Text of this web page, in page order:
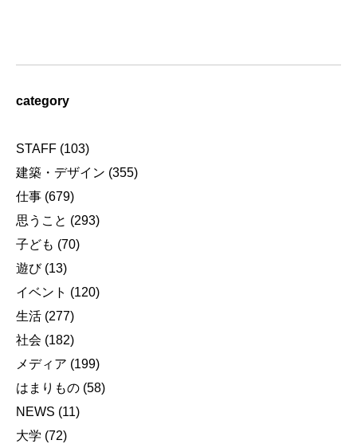
category
STAFF (103)
建築・デザイン (355)
仕事 (679)
思うこと (293)
子ども (70)
遊び(13)
イベント (120)
生活 (277)
社会 (182)
メディア (199)
はまりもの (58)
NEWS (11)
大学 (72)